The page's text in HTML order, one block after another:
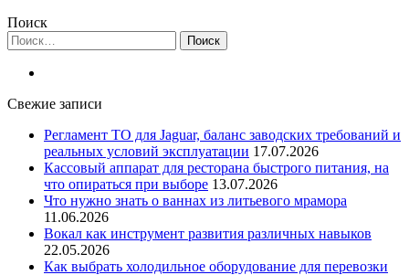
Поиск
Найти:
Свежие записи
Регламент ТО для Jaguar, баланс заводских требований и
реальных условий эксплуатации 17.07.2026
Кассовый аппарат для ресторана быстрого питания, на
что опираться при выборе 13.07.2026
Что нужно знать о ваннах из литьевого мрамора
11.06.2026
Вокал как инструмент развития различных навыков
22.05.2026
Как выбрать холодильное оборудование для перевозки